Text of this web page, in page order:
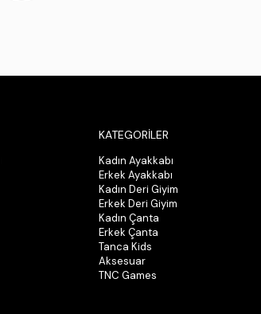
KATEGORİLER
Kadın Ayakkabı
Erkek Ayakkabı
Kadın Deri Giyim
Erkek Deri Giyim
Kadın Çanta
Erkek Çanta
Tanca Kids
Aksesuar
TNC Games